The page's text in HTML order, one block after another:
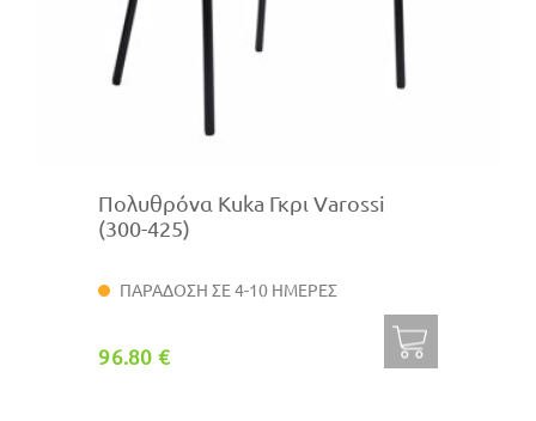
Πολυθρόνα Kuka Γκρι Varossi
(300-425)
ΠΑΡΑΔΟΣΗ ΣΕ 4-10 ΗΜΕΡΕΣ
96.80 €